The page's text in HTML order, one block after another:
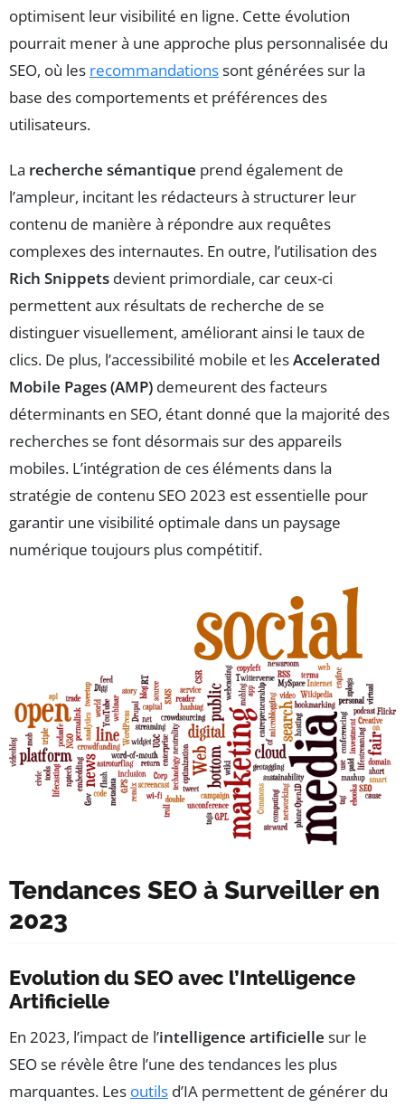
optimisent leur visibilité en ligne. Cette évolution
pourrait mener à une approche plus personnalisée du
SEO, où les recommandationssont générées sur la
base des comportements et préférences des
utilisateurs.
La recherche sémantique prend également de
l’ampleur, incitant les rédacteurs à structurer leur
contenu de manière à répondre aux requêtes
complexes des internautes. En outre, l’utilisation des
Rich Snippets devient primordiale, car ceux-ci
permettent aux résultats de recherche de se
distinguer visuellement, améliorant ainsi le taux de
clics. De plus, l’accessibilité mobile et lesAccelerated
Mobile Pages (AMP) demeurent des facteurs
déterminants en SEO, étant donné que la majorité des
recherches se font désormais sur des appareils
mobiles. L’intégration de ces éléments dans la
stratégie de contenu SEO 2023 est essentielle pour
garantir une visibilité optimale dans un paysage
numérique toujours plus compétitif.
Tendances SEO à Surveiller en
2023
Evolution du SEO avec l’Intelligence
Artificielle
En 2023, l’impact de l’intelligence artificielle sur le
SEO se révèle être l’une des tendances les plus
marquantes. Les outils d’IA permettent de générer du